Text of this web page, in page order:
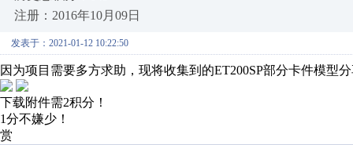
注册：2016年10月09日
发表于：2021-01-12 10:22:50
因为项目需要多方求助，现将收集到的ET200SP部分卡件模型
下载附件需2积分！
1分不嫌少！
赏